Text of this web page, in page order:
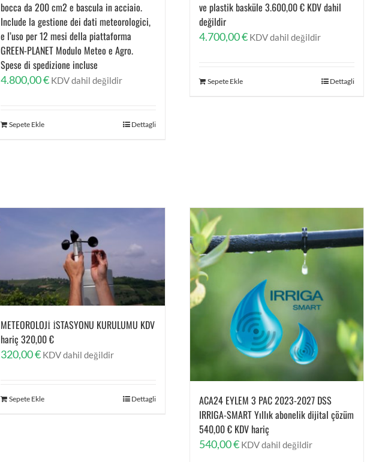
bocca da 200 cm2 e bascula in acciaio.
Include la gestione dei dati meteorologici,
e l’uso per 12 mesi della piattaforma
GREEN-PLANET Modulo Meteo e Agro.
Spese di spedizione incluse
4.800,00€ KDV dahil değildir
Sepete Ekle Dettagli
ve plastik basküle 3.600,00 € KDV dahil
değildir
4.700,00€ KDV dahil değildir
Sepete Ekle Dettagli
METEOROLOJİ İSTASYONU KURULUMU KDV
hariç 320,00 €
320,00€ KDV dahil değildir
Sepete Ekle Dettagli
ACA24 EYLEM 3 PAC 2023-2027 DSS
IRRIGA-SMART Yıllık abonelik dijital çözüm
540,00 € KDV hariç
540,00€ KDV dahil değildir